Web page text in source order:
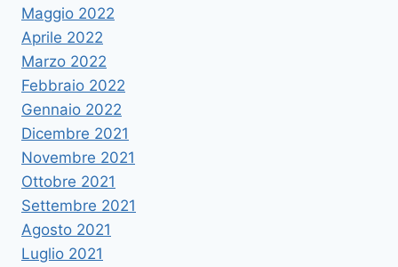
Maggio 2022
Aprile 2022
Marzo 2022
Febbraio 2022
Gennaio 2022
Dicembre 2021
Novembre 2021
Ottobre 2021
Settembre 2021
Agosto 2021
Luglio 2021